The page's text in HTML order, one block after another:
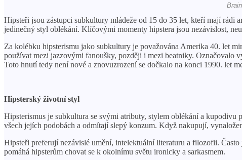
Hipsteři jsou zástupci subkultury mládeže od 15 do 35 let, kteří mají
jedinečný styl oblékání. Klíčovými momenty hipstera jsou nezávislost,
Za kolébku hipsterismu jako subkultury je považována Amerika 40. let
používat mezi jazzovými fanoušky, později i mezi beatniky. Označovalo
Toto hnutí tedy není nové a znovuzrození se dočkalo na konci 1990. let
Hipsterský životní styl
Hipsterismus je subkultura se svými atributy, stylem oblékání a
všech jejích podobách a odmítají slepý konzum. Když nakupují,
Hipsteři preferují nezávislé umění, intelektuální literaturu a filozofii.
pomáhá hipsterům chovat se k okolnímu světu ironicky a sarkasmem.